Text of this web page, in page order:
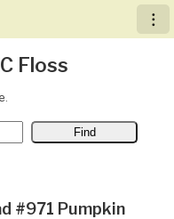
︙
Floss
#971 Pumpkin